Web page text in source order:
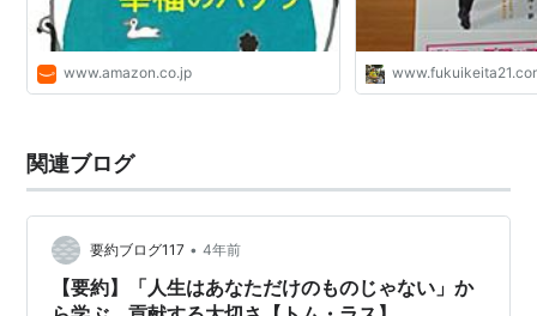
www.amazon.co.jp
関連ブログ
要約ブログ117 • 4年前
【要約】「人生はあなただけのものじゃない」か